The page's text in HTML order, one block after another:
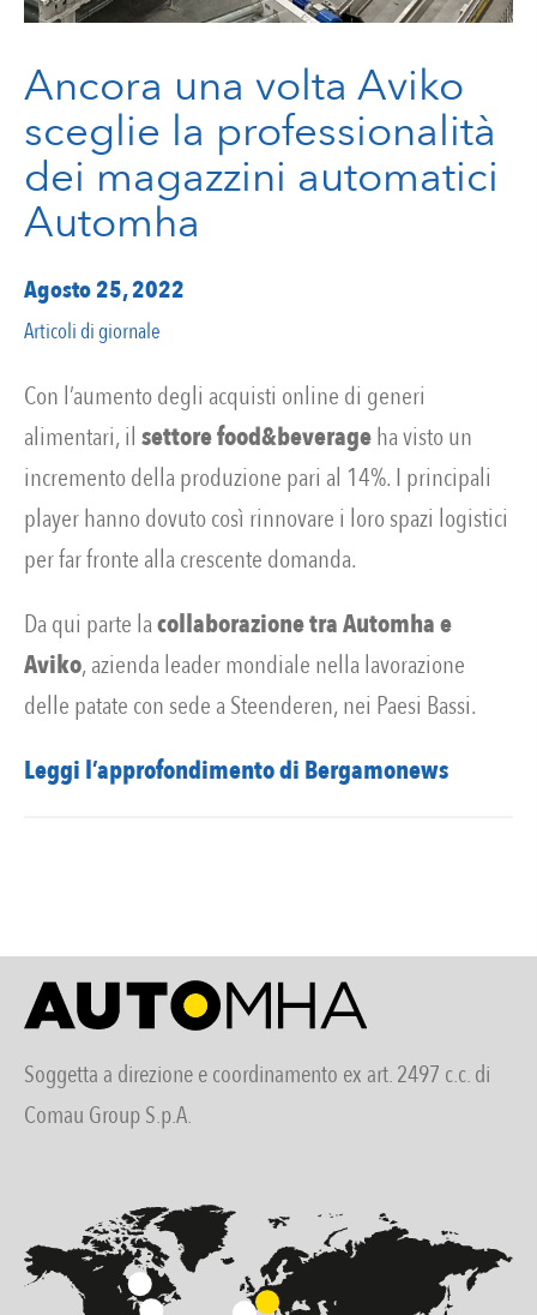
Ancora una volta Aviko
sceglie la professionalità
dei magazzini automatici
Automha
Agosto 25, 2022
Articoli di giornale
Con l’aumento degli acquisti online di generi
alimentari, il settore food&beverageha visto un
incremento della produzione pari al 14%. I principali
player hanno dovuto così rinnovare i loro spazi logistici
per far fronte alla crescente domanda.
Da qui parte lacollaborazione tra Automha e
Aviko, azienda leader mondiale nella lavorazione
delle patate con sede a Steenderen, nei Paesi Bassi.
Leggi l’approfondimento di Bergamonews
Soggetta a direzione e coordinamento ex art. 2497 c.c. di
Comau Group S.p.A.